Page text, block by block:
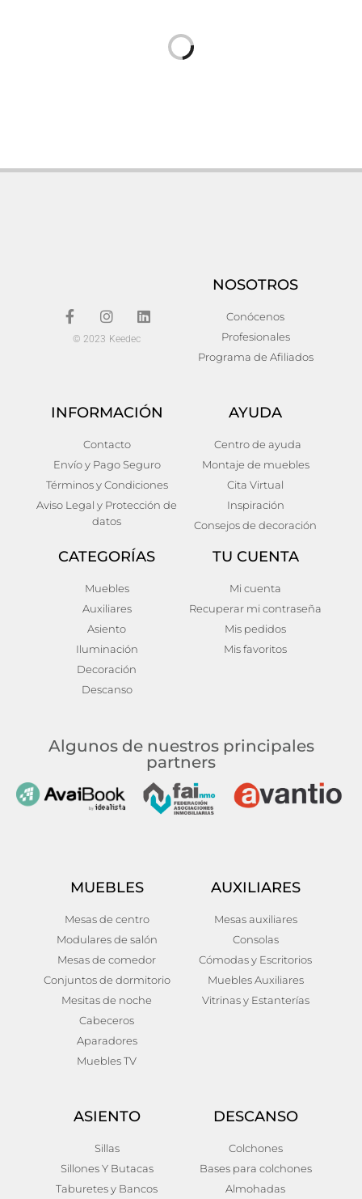
35x12x50
Espejo gold i
Añadir al carrito
Espejo Cuerda Provenzal
45x1x45
Añadir al carrito
© 2023 Keedec
NOSOTROS
Conócenos
Profesionales
Programa de Afiliados
INFORMACIÓN
Contacto
Envío y Pago Seguro
Términos y Condiciones
Aviso Legal y Protección de
datos
AYUDA
Centro de ayuda
Montaje de muebles
Cita Virtual
Inspiración
Consejos de decoración
CATEGORÍAS
Muebles
Auxiliares
Asiento
Iluminación
Decoración
Descanso
TU CUENTA
Mi cuenta
Recuperar mi contraseña
Mis pedidos
Mis favoritos
Algunos de nuestros principales
partners
MUEBLES
Mesas de centro
Modulares de salón
Mesas de comedor
Conjuntos de dormitorio
Mesitas de noche
Cabeceros
Aparadores
Muebles TV
AUXILIARES
Mesas auxiliares
Consolas
Cómodas y Escritorios
Muebles Auxiliares
Vitrinas y Estanterías
ASIENTO
Sillas
Sillones Y Butacas
Taburetes y Bancos
DESCANSO
Colchones
Bases para colchones
Almohadas